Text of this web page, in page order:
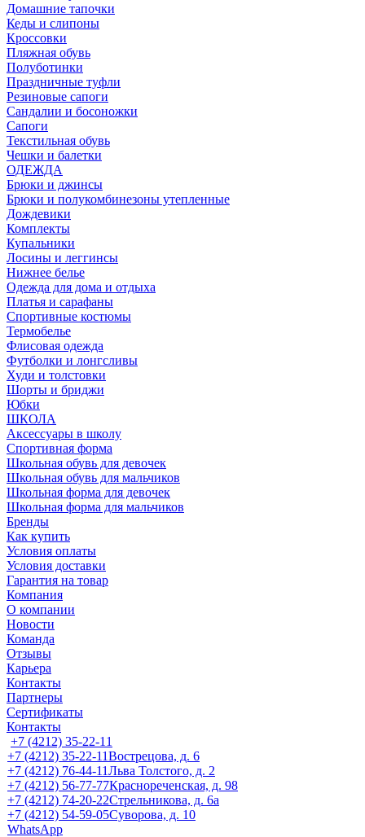
Домашние тапочки
Кеды и слипоны
Кроссовки
Пляжная обувь
Полуботинки
Праздничные туфли
Резиновые сапоги
Сандалии и босоножки
Сапоги
Текстильная обувь
Чешки и балетки
ОДЕЖДА
Брюки и джинсы
Брюки и полукомбинезоны утепленные
Дождевики
Комплекты
Купальники
Лосины и леггинсы
Нижнее белье
Одежда для дома и отдыха
Платья и сарафаны
Спортивные костюмы
Термобелье
Флисовая одежда
Футболки и лонгсливы
Худи и толстовки
Шорты и бриджи
Юбки
ШКОЛА
Аксессуары в школу
Спортивная форма
Школьная обувь для девочек
Школьная обувь для мальчиков
Школьная форма для девочек
Школьная форма для мальчиков
Бренды
Как купить
Условия оплаты
Условия доставки
Гарантия на товар
Компания
О компании
Новости
Команда
Отзывы
Карьера
Контакты
Партнеры
Сертификаты
Контакты
+7 (4212) 35-22-11
+7 (4212) 35-22-11Вострецова, д. 6
+7 (4212) 76-44-11Льва Толстого, д. 2
+7 (4212) 56-77-77Краснореченская, д. 98
+7 (4212) 74-20-22Стрельникова, д. 6а
+7 (4212) 54-59-05Суворова, д. 10
WhatsApp